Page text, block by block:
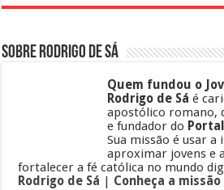
Sobre Rodrigo de Sá
Quem fundou o
Rodrigo de Sá é
apostólico romano,
e fundador do
Sua missão é usar
aproximar jovens e
fortalecer a fé católica no mundo
Rodrigo de Sá | Conheça a